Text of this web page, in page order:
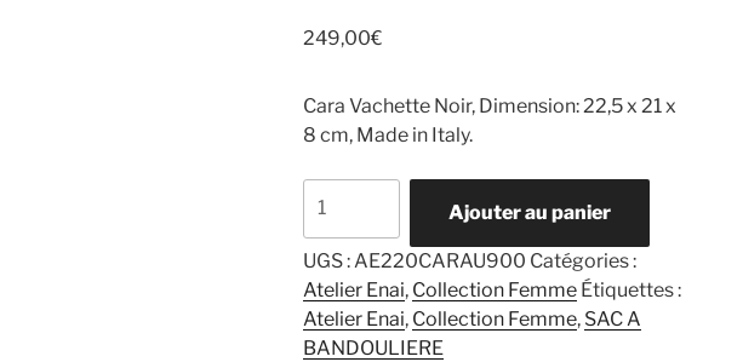
249,00€
Cara Vachette Noir, Dimension: 22,5 x 21 x
8 cm, Made in Italy.
de
Cara
Noir
Ajouter au panier
UGS :AE220CARAU900 Catégories :
Atelier Enai, Collection Femme Étiquettes :
Atelier Enai, Collection Femme, SAC A
BANDOULIERE